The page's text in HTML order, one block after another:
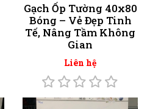
Gạch Ốp Tường 40x80
Bóng – Vẻ Đẹp Tinh
Tế, Nâng Tầm Không
Gian
Liên hệ